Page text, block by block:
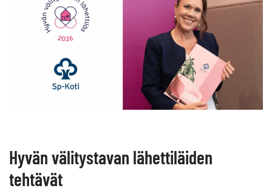
Hyvän välitystavan lähettiläiden
tehtävät